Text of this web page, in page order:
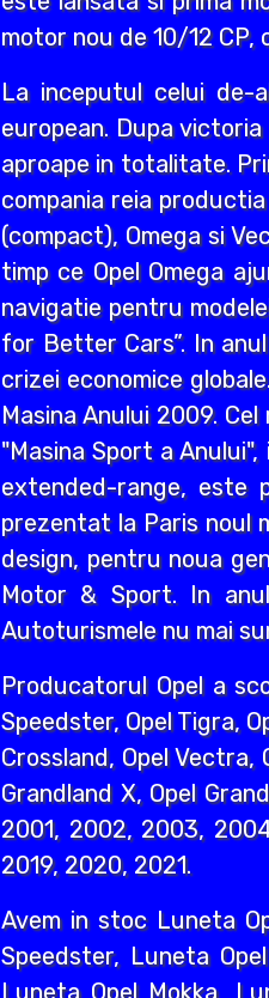
motor nou de 10/12 CP,
La inceputul celui de-
european. Dupa
aproape in totalitate.
compania reia
(compact), Omega si
timp ce Opel Omega
navigatie pentru
for Better Cars”. In
crizei economice
Masina Anului 2009.
"Masina Sport a
extended-range, este
prezentat la Paris noul
design, pentru noua
Motor & Sport. In
Autoturismele nu mai
Producatorul Opel a
Speedster, Opel Tigra,
Crossland, Opel Vectra,
Grandland X, Opel
2001, 2002, 2003,
2019, 2020, 2021.
Avem in stoc Luneta
Speedster, Luneta
Luneta Opel Mokka,